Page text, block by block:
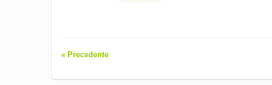
« Precedente